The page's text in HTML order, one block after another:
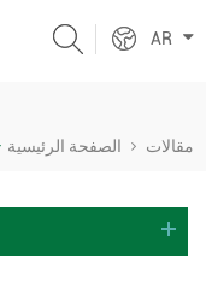
AR
الصفحة الرئيسية مقالات